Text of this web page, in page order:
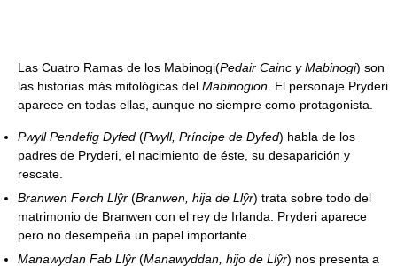
Las Cuatro Ramas de los Mabinogi(Pedair Cainc y Mabinogi) son
las historias más mitológicas del Mabinogion . El personaje Pryderi
aparece en todas ellas, aunque no siempre como protagonista.
Pwyll Pendefig Dyfed (Pwyll, Príncipe de Dyfed) habla de los
padres de Pryderi, el nacimiento de éste, su desaparición y
rescate.
Branwen Ferch Llŷr (Branwen, hija de Llŷr) trata sobre todo del
matrimonio de Branwen con el rey de Irlanda. Pryderi aparece
pero no desempeña un papel importante.
Manawydan Fab Llŷr (Manawyddan, hijo de Llŷr) nos presenta a